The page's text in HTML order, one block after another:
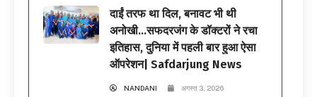
दाईं तरफ था दिल, बनावट भी थी
अनोखी…सफदरजंग के डॉक्टरों ने रचा
इतिहास, दुनिया में पहली बार हुआ ऐसा
ऑपरेशन| Safdarjung News
NANDANI अगस्त 3, 2026